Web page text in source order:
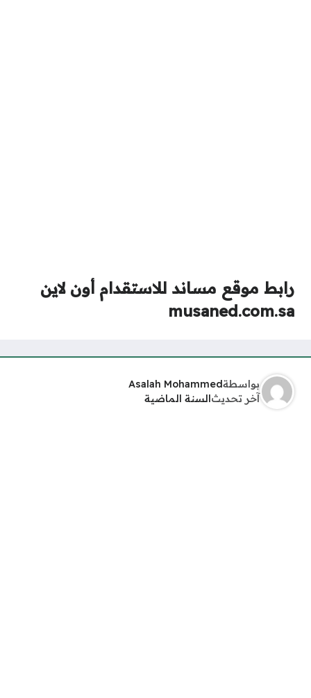
رابط موقع مساند للاستقدام أون لاين
musaned.com.sa
بواسطةAsalah Mohammed
آخر تحديثالسنة الماضية